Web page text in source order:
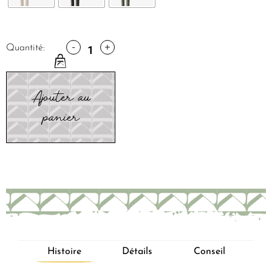
Quantité: - +
Ajouter au
panier
Histoire Détails Conseil